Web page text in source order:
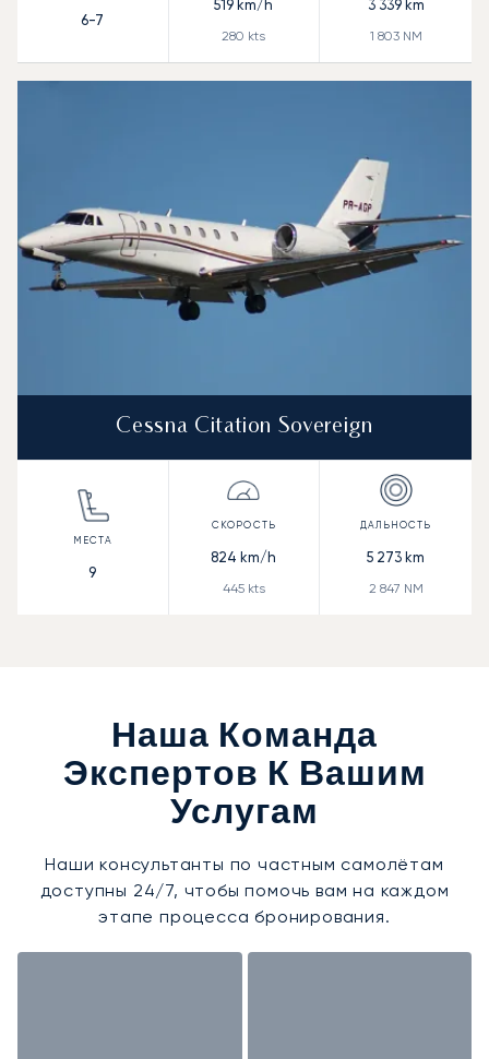
6-7
519 km/h
280 kts
3 339km
1 803NM
Cessna Citation Sovereign
9
824 km/h
445kts
5 273 km
2 847 NM
Наша Команда
Экспертов К Вашим
Услугам
Наши консультанты по частным самолётам
доступны 24/7, чтобы помочь вам на каждом
этапе процесса бронирования.